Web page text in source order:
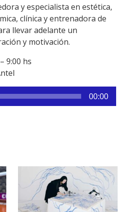
Link
y especialista en estética,
clínica y entrenadora de
llevar adelante un
y motivación.
9:00 hs
00:00